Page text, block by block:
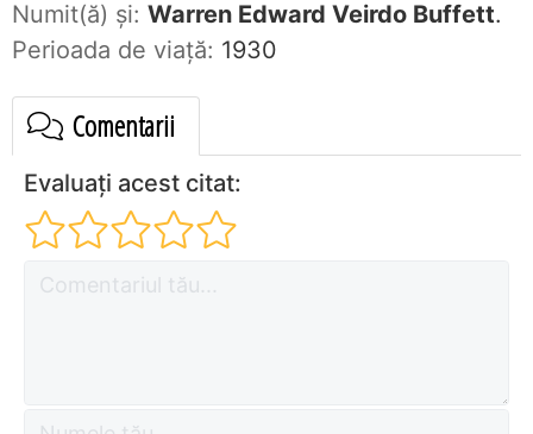
Numit(ă) și: Warren Edward Veirdo Buffett.
Perioada de viaţă: 1930
Comentarii
Evaluați acest citat: